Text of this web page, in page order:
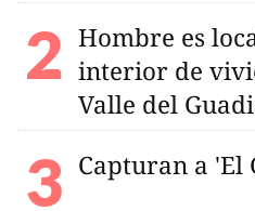
Hombre es
interior de
Valle del
Capturan a 'El